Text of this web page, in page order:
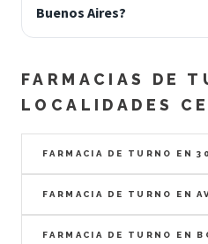
Buenos Aires?
FARMACIAS DE
LOCALIDADES
FARMACIA DE TURNO EN
FARMACIA DE TURNO EN
FARMACIA DE TURNO EN